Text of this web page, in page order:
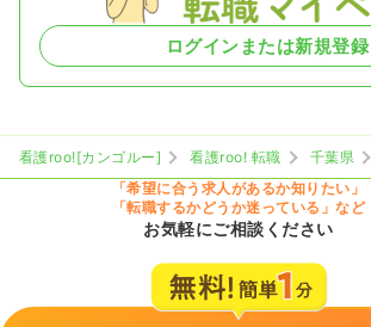
ログインまたは新規登録
看護roo![カンゴルー] 看護roo! 転職 千葉県
「希望に合う求人があるか知りたい」
「転職するかどうか迷っている」など
お気軽にご相談ください